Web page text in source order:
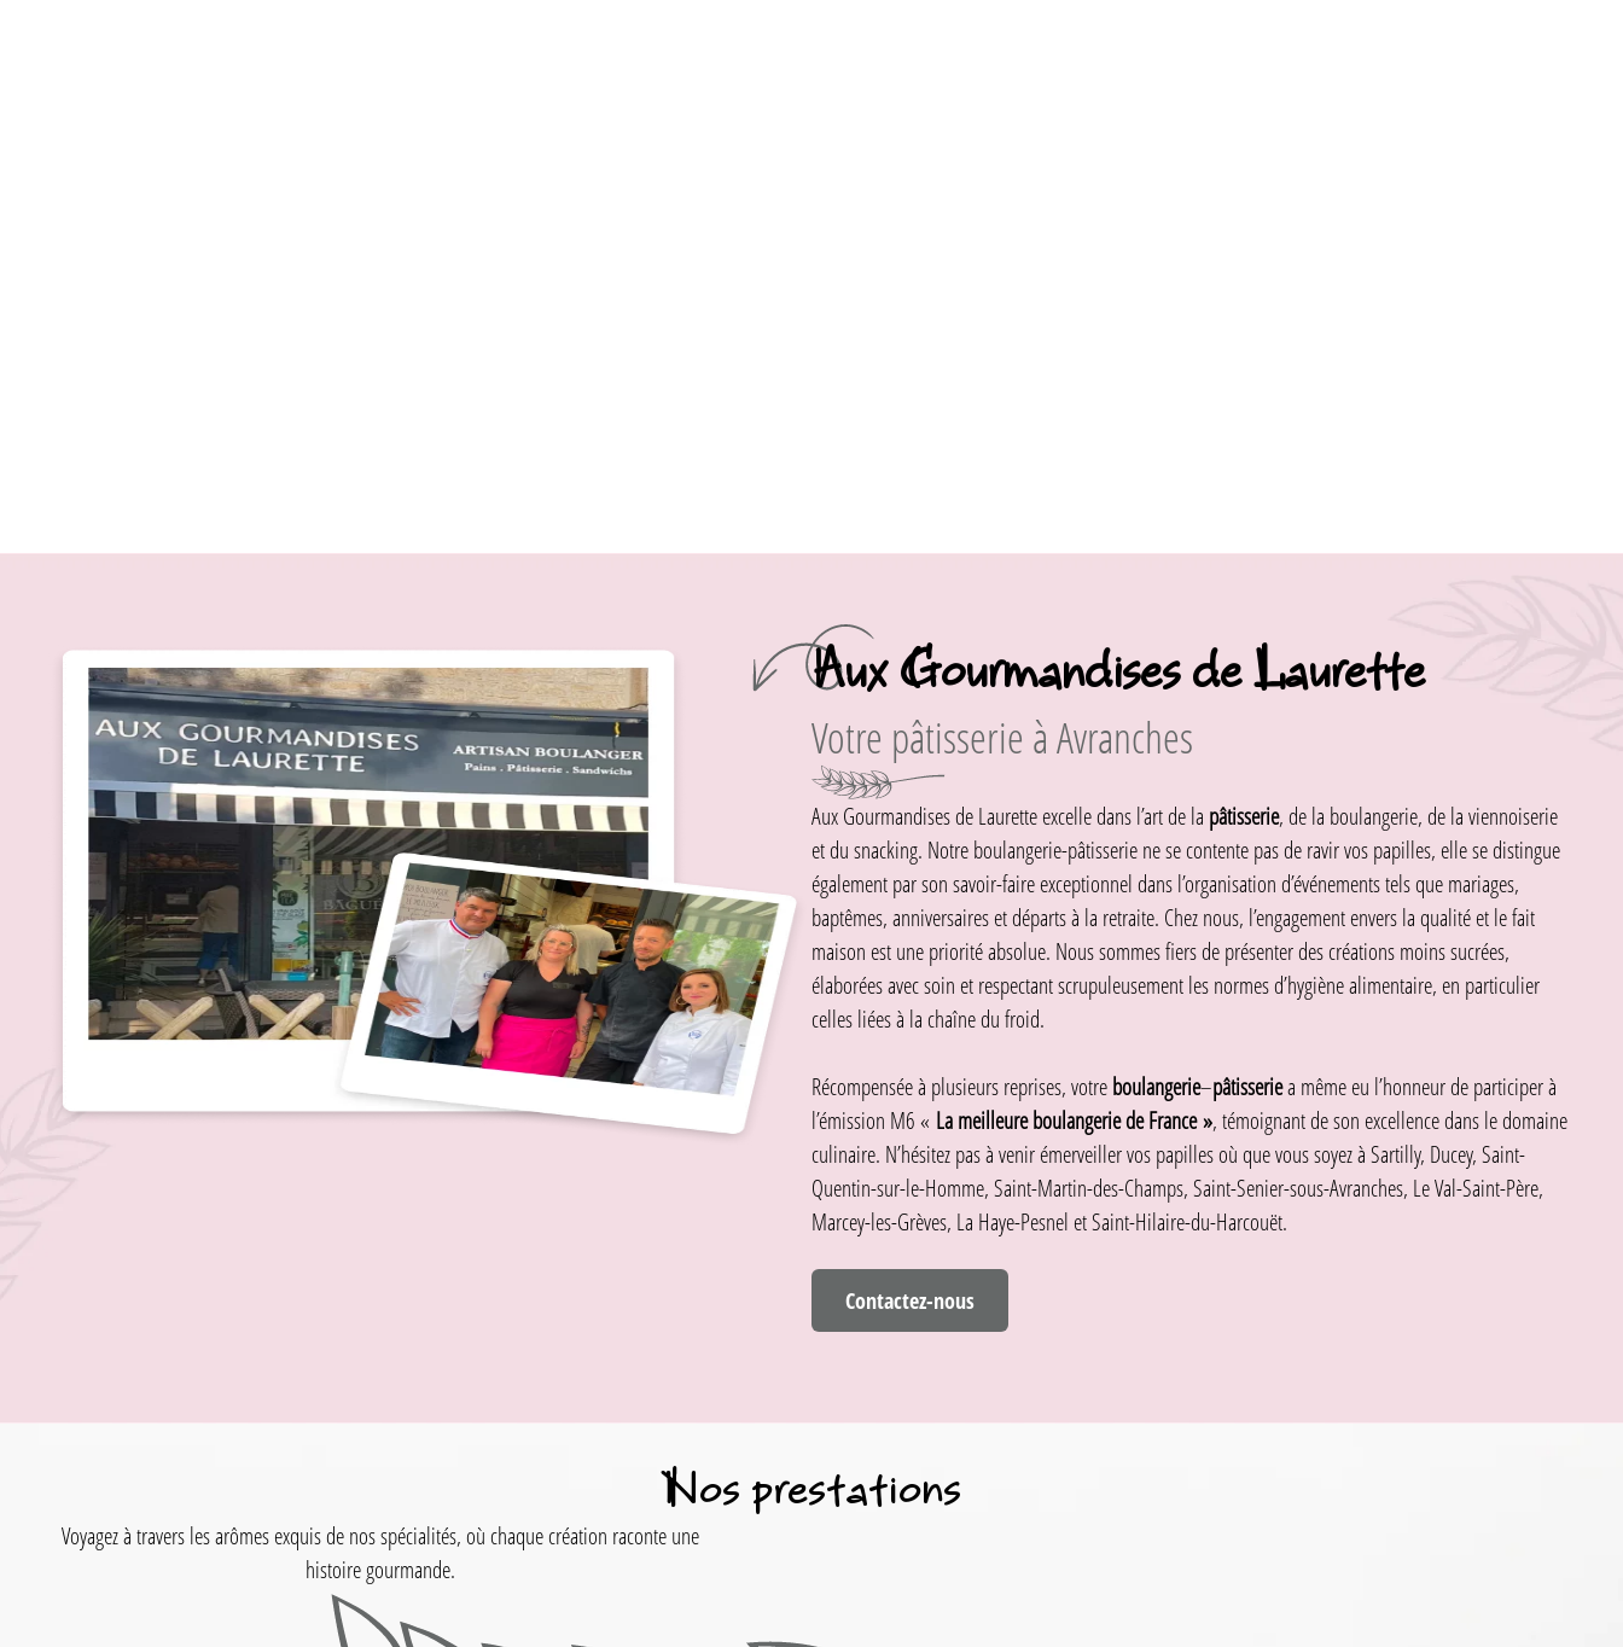
Aux Gourmandises de Laurette
Votre pâtisserie à Avranches
Aux Gourmandises de Laurette excelle dans l’art de la pâtisserie, de la boulangerie, de la viennoiserie
et du snacking. Notre boulangerie-pâtisserie ne se contente pas de ravir vos papilles, elle se distingue
également par son savoir-faire exceptionnel dans l’organisation d’événements tels que mariages,
baptêmes, anniversaires et départs à la retraite. Chez nous, l’engagement envers la qualité et le fait
maison est une priorité absolue. Nous sommes fiers de présenter des créations moins sucrées,
élaborées avec soin et respectant scrupuleusement les normes d’hygiène alimentaire, en particulier
celles liées à la chaîne du froid.
Récompensée à plusieurs reprises, votreboulangerie–pâtisseriea même eu l’honneur de participer à
l’émission M6 « La meilleure boulangerie de France », témoignant de son excellence dans le domaine
culinaire. N’hésitez pas à venir émerveiller vos papilles où que vous soyez à Sartilly, Ducey, Saint-
Quentin-sur-le-Homme, Saint-Martin-des-Champs, Saint-Senier-sous-Avranches, Le Val-Saint-Père,
Marcey-les-Grèves, La Haye-Pesnel et Saint-Hilaire-du-Harcouët.
Contactez-nous
Nos prestations
Voyagez à travers les arômes exquis de nos spécialités, où chaque création raconte une
histoire gourmande.